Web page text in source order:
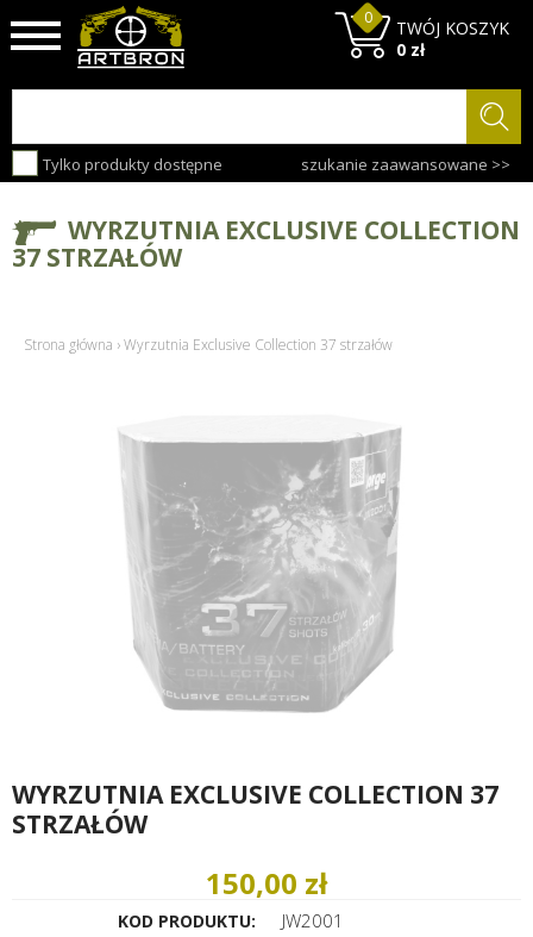
Tylko produkty dostępne szukanie zaawansowane >>
TWÓJ KOSZYK
0
0 zł
WYRZUTNIA EXCLUSIVE COLLECTION
37 STRZAŁÓW
Strona główna ›Wyrzutnia Exclusive Collection 37 strzałów
WYRZUTNIA EXCLUSIVE COLLECTION 37
STRZAŁÓW
150,00 zł
KOD PRODUKTU: JW2001